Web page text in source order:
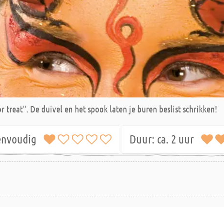
De duivel en het spook laten je buren beslist schrikken!
Duur: ca. 2 uur